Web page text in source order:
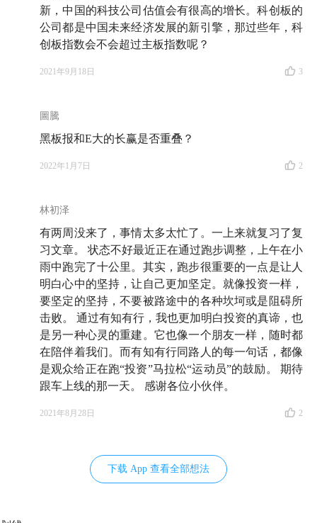
新，中国的科技公司估值会有很高的增长。科创板的
公司都是中国未来经济发展的新引擎，那过些年，科
创板指数会不会超过主板指数呢？
2021年9月18日 3
圖騰
黑板报和E大的长赢是否重叠？
2022年1月7日 2
林初泽
有两周没来了，事情太多太忙了。一上来就复习了复
习文章。 状态不好最近正在通过跑步调整，上午在小
雨中跑完了十公里。其实，跑步很重要的一点是让人
明白心中的坚持，让自己更加坚定。就像投资一样，
要坚定的坚持，不要被路途中的各种坎坷或是阻碍所
击败。 通过有知有行，我也更加明白投资的真谛，也
是另一种心灵的重建。它也像一个朋友一样，随时都
在陪伴着我们。而有知有行同路人的每一句话，都像
是观众给正在跑“投资”马拉松“运动员”的鼓励。 期待
跟车上线的那一天。 感谢各位小伙伴。
2021年8月28日 2
下载 App 查看全部想法